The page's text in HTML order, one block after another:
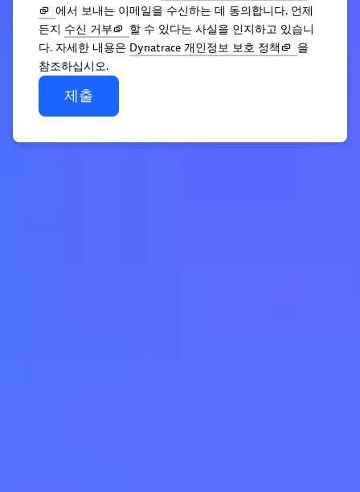
에서 보내는 이메일을 수신하는 데 동의합니다. 언제
든지 수신 거부
할 수 있다는 사실을 인지하고 있습니
다. 자세한 내용은 Dynatrace 개인정보 보호 정책
을
참조하십시오.
제출